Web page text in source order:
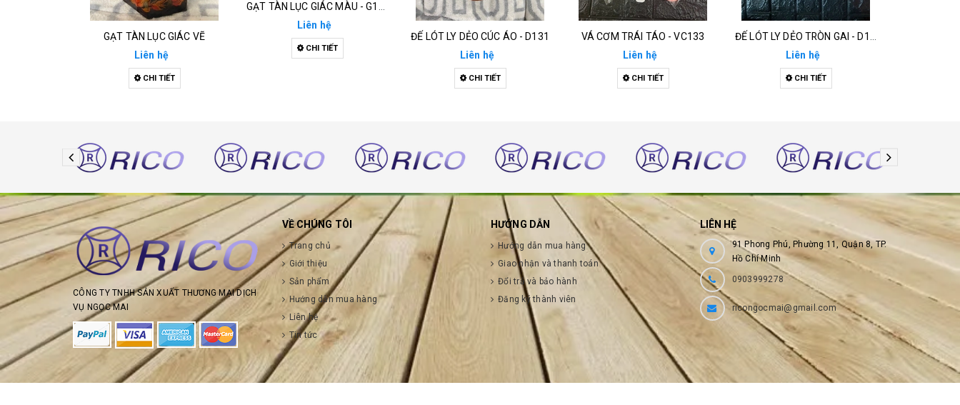
GẠT TÀN LỤC GIÁC VẼ
Liên hệ
CHI TIẾT
GẠT TÀN LỤC GIÁC MÀU - G135
Liên hệ
CHI TIẾT
ĐẾ LÓT LY DẺO CÚC ÁO - D131
Liên hệ
CHI TIẾT
VÁ CƠM TRÁI TÁO - VC133
Liên hệ
CHI TIẾT
ĐẾ LÓT LY DẺO TRÒN GAI - D132
Liên hệ
CHI TIẾT
CÔNG TY TNHH SẢN XUẤT THƯƠNG MẠI DỊCH
VỤ NGỌC MAI
VỀ CHÚNG TÔI
Trang chủ
Giới thiệu
Sản phẩm
Hướng dẫn mua hàng
Liên hệ
Tin tức
HƯỚNG DẪN
Hướng dẫn mua hàng
Giao nhận và thanh toán
Đổi trả và bảo hành
Đăng ký thành viên
LIÊN HỆ
91 Phong Phú, Phường 11, Quận 8, TP.
Hồ Chí Minh
0903999278
ricongocmai@gmail.com